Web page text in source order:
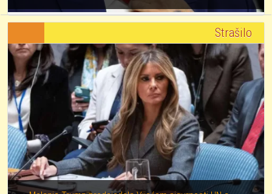
Strašilo